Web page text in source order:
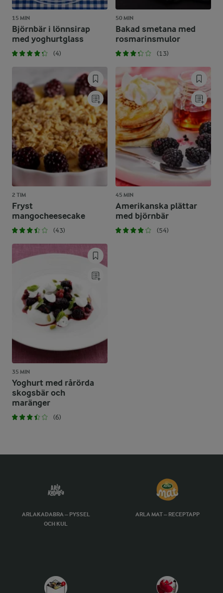
15 MIN
Björnbär i lönnsirap
med yoghurtglass
(4)
50 MIN
Bakad smetana med
rosmarinsmulor
(13)
2 TIM
Fryst
mangocheesecake
(43)
45 MIN
Amerikanska plättar
med björnbär
(54)
35 MIN
Yoghurt med rårörda
skogsbär och
maränger
(6)
ARLAKADABRA – PYSSEL
OCH KUL
ARLA MAT – RECEPTAPP